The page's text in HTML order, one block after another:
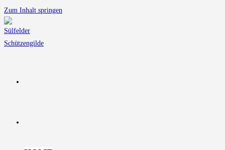
Zum Inhalt springen